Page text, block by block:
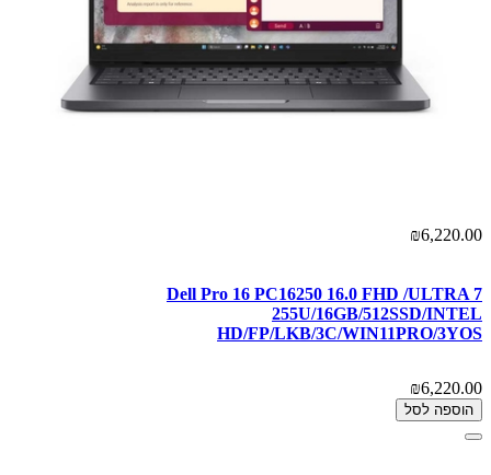
₪6,220.00
Dell Pro 16 PC16250 16.0 FHD /ULTRA 7
255U/16GB/512SSD/INTEL
HD/FP/LKB/3C/WIN11PRO/3YOS
₪6,220.00
הוספה לסל